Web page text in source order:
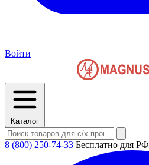
Войти
Каталог
8 (800) 250-74-33 Бесплатно для РФ